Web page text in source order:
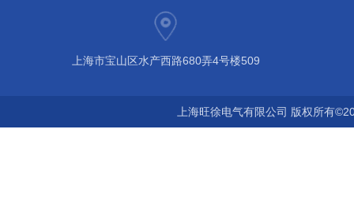
上海市宝山区水产西路680弄4号楼509
上海旺徐电气有限公司 版权所有